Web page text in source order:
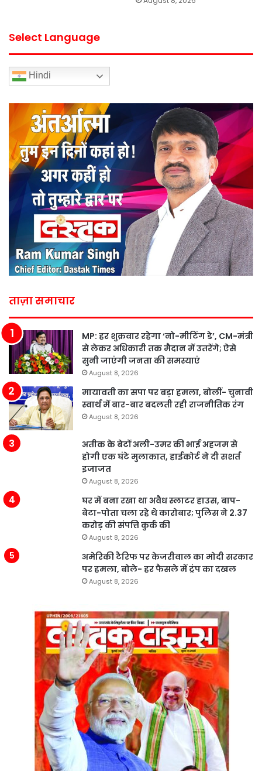
Select Language
Hindi
ताज़ा समाचार
MP: हर शुक्रवार रहेगा ‘नो-मीटिंग डे’, CM-मंत्री
से लेकर अधिकारी तक मैदान में उतरेंगे; ऐसे
सुनी जाएंगी जनता की समस्याएं
August 8, 2026
मायावती का सपा पर बड़ा हमला, बोलीं- चुनावी
स्वार्थ में बार-बार बदलती रही राजनीतिक रंग
August 8, 2026
अतीक के बेटों अली-उमर की भाई अहजम से
होगी एक घंटे मुलाकात, हाईकोर्ट ने दी सशर्त
इजाजत
August 8, 2026
घर में बना रखा था अवैध स्लाटर हाउस, बाप-
बेटा-पोता चला रहे थे कारोबार; पुलिस ने 2.37
करोड़ की संपत्ति कुर्क की
August 8, 2026
अमेरिकी टैरिफ पर केजरीवाल का मोदी सरकार
पर हमला, बोले- हर फैसले में ट्रंप का दखल
August 8, 2026